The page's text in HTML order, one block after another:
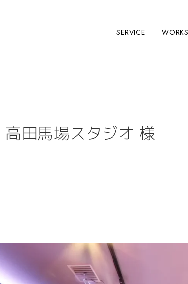
SERVICE WORKS
田馬場スタジオ 様